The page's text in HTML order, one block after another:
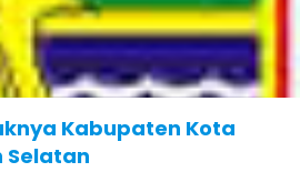
Kabupaten Kota
Selatan